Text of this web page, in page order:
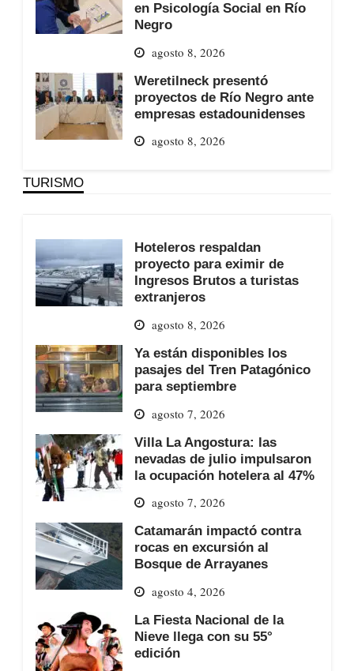
en Psicología Social en Río
Negro
agosto 8, 2026
Weretilneck presentó
proyectos de Río Negro ante
empresas estadounidenses
agosto 8, 2026
TURISMO
Hoteleros respaldan
proyecto para eximir de
Ingresos Brutos a turistas
extranjeros
agosto 8, 2026
Ya están disponibles los
pasajes del Tren Patagónico
para septiembre
agosto 7, 2026
Villa La Angostura: las
nevadas de julio impulsaron
la ocupación hotelera al 47%
agosto 7, 2026
Catamarán impactó contra
rocas en excursión al
Bosque de Arrayanes
agosto 4, 2026
La Fiesta Nacional de la
Nieve llega con su 55°
edición